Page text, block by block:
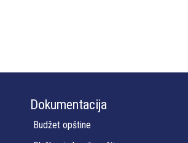
Dokumentacija
Budžet opštine